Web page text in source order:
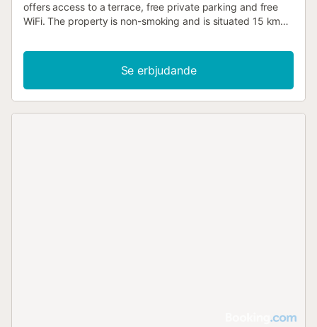
offers access to a terrace, free private parking and free
WiFi. The property is non-smoking and is situated 15 km
Se erbjudande